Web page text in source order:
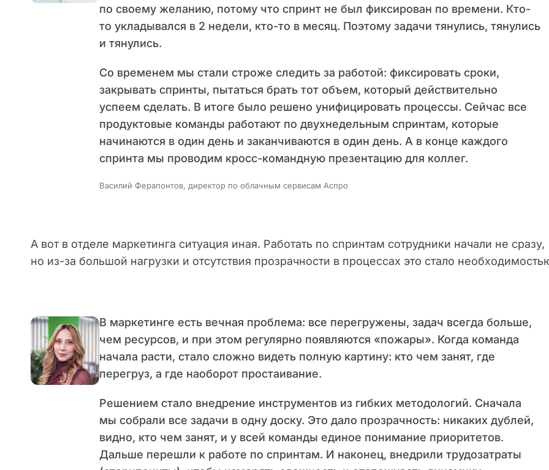
по своему желанию, потому что спринт не был фиксирован по времени. Кто-
то укладывался в 2 недели, кто-то в месяц. Поэтому задачи тянулись, тянулись
и тянулись.
Со временем мы стали строже следить за работой: фиксировать сроки,
закрывать спринты, пытаться брать тот объем, который действительно
успеем сделать. В итоге было решено унифицировать процессы. Сейчас все
продуктовые команды работают по двухнедельным спринтам, которые
начинаются в один день и заканчиваются в один день. А в конце каждого
спринта мы проводим кросс-командную презентацию для коллег.
Василий Ферапонтов, директор по облачным сервисам Аспро
А вот в отделе маркетинга ситуация иная. Работать по спринтам сотрудники начали не сразу,
но из-за большой нагрузки и отсутствия прозрачности в процессах это стало
В маркетинге есть вечная проблема: все перегружены, задач всегда больше,
чем ресурсов, и при этом регулярно появляются «пожары». Когда команда
начала расти, стало сложно видеть полную картину: кто чем занят, где
перегруз, а где наоборот простаивание.
Решением стало внедрение инструментов из гибких методологий. Сначала
мы собрали все задачи в одну доску. Это дало прозрачность: никаких дублей,
видно, кто чем занят, и у всей команды единое понимание приоритетов.
Дальше перешли к работе по спринтам. И наконец, внедрили трудозатраты